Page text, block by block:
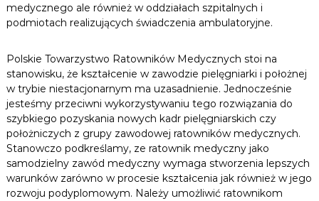
medycznego ale również w oddziałach szpitalnych i
podmiotach realizujących świadczenia ambulatoryjne.
Polskie Towarzystwo Ratowników Medycznych stoi na
stanowisku, że kształcenie w zawodzie pielęgniarki i położnej
w trybie niestacjonarnym ma uzasadnienie. Jednocześnie
jesteśmy przeciwni wykorzystywaniu tego rozwiązania do
szybkiego pozyskania nowych kadr pielęgniarskich czy
położniczych z grupy zawodowej ratowników medycznych.
Stanowczo podkreślamy, ze ratownik medyczny jako
samodzielny zawód medyczny wymaga stworzenia lepszych
warunków zarówno w procesie kształcenia jak również w jego
rozwoju podyplomowym. Należy umożliwić ratownikom